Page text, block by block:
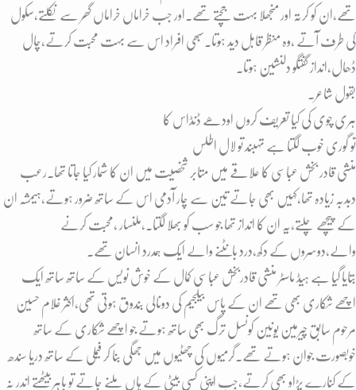
تھے،ان کو کرتہ اور منجھلا بہت جچتے تھے۔اور جب خراماں خراماں گھر سے نکلتے،سکول
کی طرف آتے ،وہ منظر قابل دید ہوتا۔سبھی افراد اس سے بہت محبت کرتے،چال
ڈھال،انداز گفتگو دلنشین ہوتا۔
بقول شاعر۔
ہری چوی کی کیا تعریف کروں اودھے ڈنڈاس کا
تو گوری خوب لگتا ہے تہبند تو لال اطلس
منشی قادر بخش عباسی کا علاقے میں متابر شخصیت میں ان کا شمار کیا جاتا تھا۔رعب
دبدبہ زیادہ تھا،کہیں بھی جاتے تین سے چار آدمی اس کے ساتھ ضرور ہوتے،ہیمشہ ان
کے پیچھے چلتے،یہ ان کا انداز تھا جو سب کو بھلا لگتا۔،ملنسار ،محبت کرنے
والے،دوسروں کے دکھ،درد بانٹنے والے ایک ہمدرد انسان تھے۔
بتایا گیا ہے ہیڈ ماسٹر منشی قادربخش عباسی کمال کے خوش نویس کے ساتھ ساتھ ایک
اچھے شکاری بھی تھے ان کے پاس بیلجیم کی دونالی بندوق ہوتی تھی،اکثر غلام حسین
مرحوم سابق چیرمین یونین کونسل ترگ بھی ساتھ ہوتے جو اچھے شکاری کے ساتھ
خوبصورت جوان ہوتے تھے۔گرمیوں کی چھٹیوں میں جھگی بنا کر فیملی کے ساتھ دریا سندھ
کے کنارے پڑاو بھی کرتے،جب اپنی کسی بیٹی کے ہاں ملنے جاتے تو باہر بیٹھتے اندر نہ